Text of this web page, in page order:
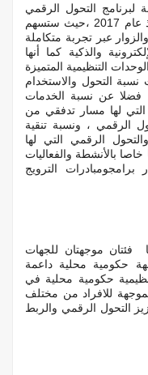
لبرنامج التحول الرقمي
الذي أطلقه المجلس التنفيذي للإمارة منذ عام 2017 ،حيث ستسهم
عبر تجربة متكاملة
والذكية كما أنها
التنظيمية المتميزة
التحول والاستخدام
، فضلا عن نسبة الخدمات
التي لها مسار تدفقي من
الرقمي ، ونسبة تنقية
الرقمي التي لها
بالأنشطة والفعاليات
الترويج
3 فئات ، منها فئتان موجهتان للجهات
حكومية محلية داعمة
حكومية محلية في
للافراد من مختلف
التحول الرقمي والربط